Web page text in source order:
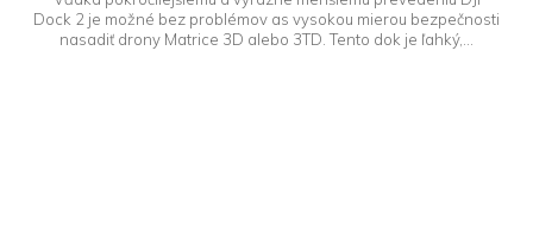
Dock 2 je možné bez problémov as vysokou mierou bezpečnosti
nasadiť drony Matrice 3D alebo 3TD. Tento dok je ľahký,...